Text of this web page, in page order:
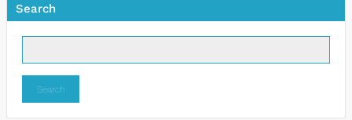
Search
Search